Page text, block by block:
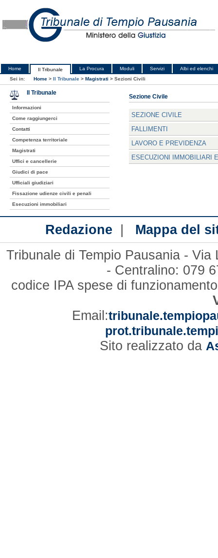
Home Il Tribunale La Procura Moduli Servizi
Albi ed elenchi
Sei in:
Home > Il Tribunale > Magistrati > Sezioni Civili
Sezione Civile
SEZIONE CIVILE
FALLIMENTI
LAVORO E PREVIDENZA
ESECUZIONI IMMOBILIARI
Il Tribunale
Informazioni
Come raggiungerci
Contatti
Competenza territoriale
Magistrati
Uffici e cancellerie
Giudici di pace
Ufficiali giudiziari
Fissazione udienze civili e penali
Esecuzioni immobiliari
Redazione | Mappa del
Tribunale di Tempio Pausania -
- Centralino: 079
codice IPA spese di
Email:
Sito realizzato da